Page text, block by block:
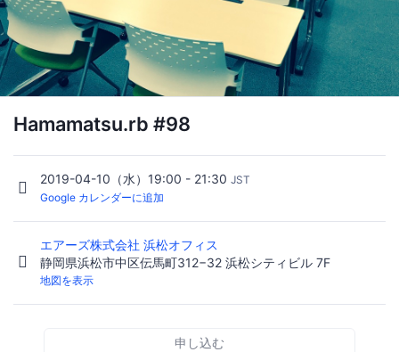
Hamamatsu.rb #98
2019-04-10（水）19:00 - 21:30 JST
Google カレンダーに追加
エアーズ株式会社 浜松オフィス
静岡県浜松市中区伝馬町312−32 浜松シティビル 7F
地図を表示
申し込む